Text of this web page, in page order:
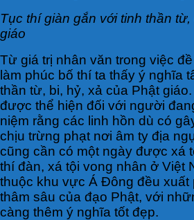
Tục thí giàn gắn với tinh thần
giáo
Từ giá trị nhân văn trong việc
làm phúc bố thí ta thấy ý nghĩa
thần từ, bi, hỷ, xả của Phật
được thể hiện đối với người
niệm rằng các linh hồn dù có
chịu trừng phạt nơi âm ty địa
cũng cần có một ngày được xá
thí đàn, xá tội vong nhân ở Việt
thuộc khu vực Á Đông đều xuất
thâm sâu của đạo Phật, với
càng thêm ý nghĩa tốt đẹp.